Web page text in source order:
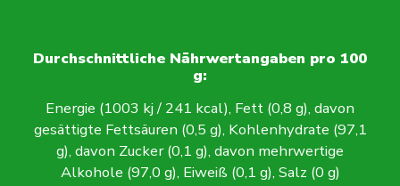
Durchschnittliche Nährwertangaben pro 100
g:
Energie (1003 kj / 241 kcal), Fett (0,8 g), davon
gesättigte Fettsäuren (0,5 g), Kohlenhydrate (97,1
g), davon Zucker (0,1 g), davon mehrwertige
Alkohole (97,0 g), Eiweiß (0,1 g), Salz (0 g)